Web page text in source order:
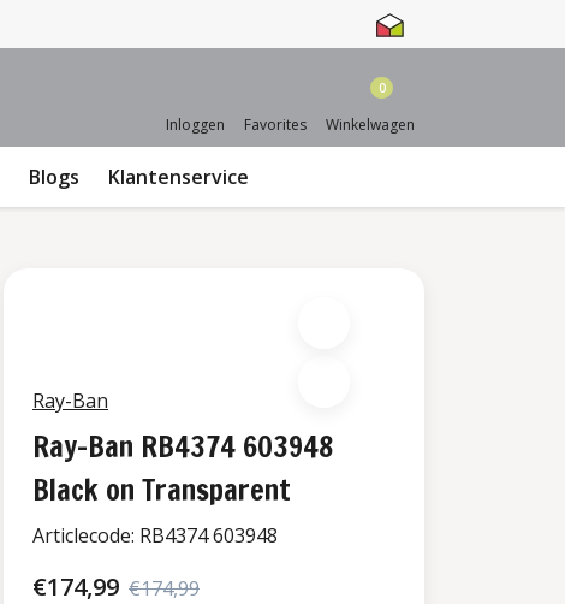
Inloggen Favorites
0
Winkelwagen
Blogs Klantenservice
Ray-Ban
Ray-Ban RB4374 603948
Black on Transparent
Articlecode: RB4374 603948
€174,99 €174,99